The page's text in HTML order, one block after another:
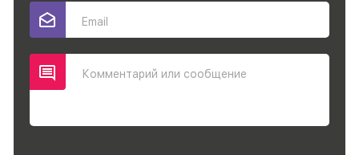
Email
Комментарий или сообщение